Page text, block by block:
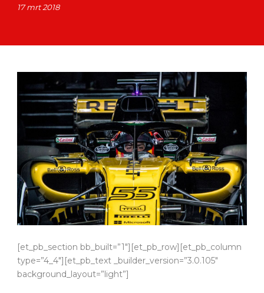
17 mrt 2018
[et_pb_section bb_built=”1″][et_pb_row][et_pb_column
type=”4_4″][et_pb_text _builder_version=”3.0.105″
background_layout=”light”]